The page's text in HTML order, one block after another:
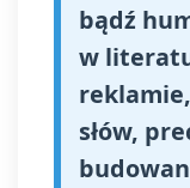
bądź
w
słów,